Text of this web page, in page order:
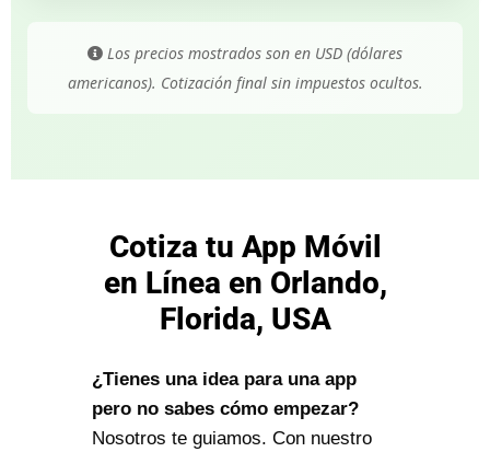
Los precios mostrados son en USD (dólares
americanos). Cotización final sin impuestos ocultos.
Cotiza tu App Móvil
en Línea en Orlando,
Florida, USA
¿Tienes una idea para una app
pero no sabes cómo empezar?
Nosotros te guiamos. Con nuestro